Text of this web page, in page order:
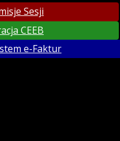
Sesji
CEEB
e-Faktur